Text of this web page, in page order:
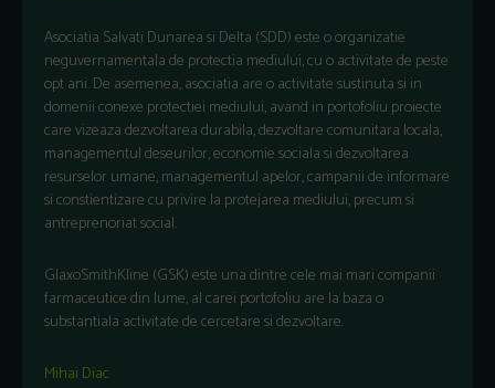
Asociatia Salvati Dunarea si Delta (SDD) este o organizatie
neguvernamentala de protectia mediului, cu o activitate de peste
opt ani. De asemenea, asociatia are o activitate sustinuta si in
domenii conexe protectiei mediului, avand in portofoliu proiecte
care vizeaza dezvoltarea durabila, dezvoltare comunitara locala,
managementul deseurilor, economie sociala si dezvoltarea
resurselor umane, managementul apelor, campanii de informare
si constientizare cu privire la protejarea mediului, precum si
antreprenoriat social.
GlaxoSmithKline (GSK) este una dintre cele mai mari companii
farmaceutice din lume, al carei portofoliu are la baza o
substantiala activitate de cercetare si dezvoltare.
Mihai Diac